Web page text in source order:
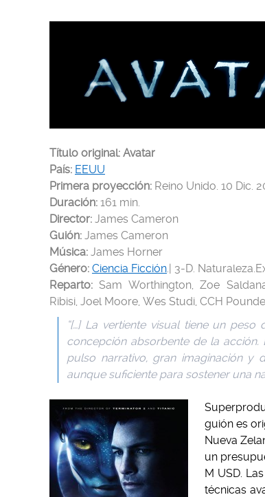
Título original: Avatar
País: EEUU
Primera proyección: Reino Unido. 10 Dic.
Duración: 161 min.
Director: James Cameron
Guión: James Cameron
Música: James Horner
Género: Ciencia Ficción.| 3-D.
Reparto: Sam Worthington, Zoe
Ribisi, Joel Moore, Wes Studi, CCH
“[…] La vertiente visual tiene un
concepción absorbente de la
pulso narrativo, gran imaginación y
aunque suficiente para sostener una
guión es
Nueva
un
M USD.
técnicas